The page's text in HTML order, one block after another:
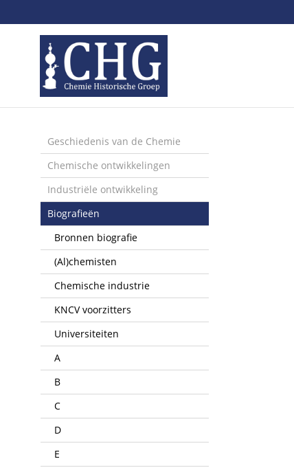
links
Spring
naar
de
inhoud
naar
het
menu
Geschiedenis van de Chemie
Chemische ontwikkelingen
Industriële ontwikkeling
Biografieën
Bronnen biografie
(Al)chemisten
Chemische industrie
KNCV voorzitters
Universiteiten
A
B
C
D
E